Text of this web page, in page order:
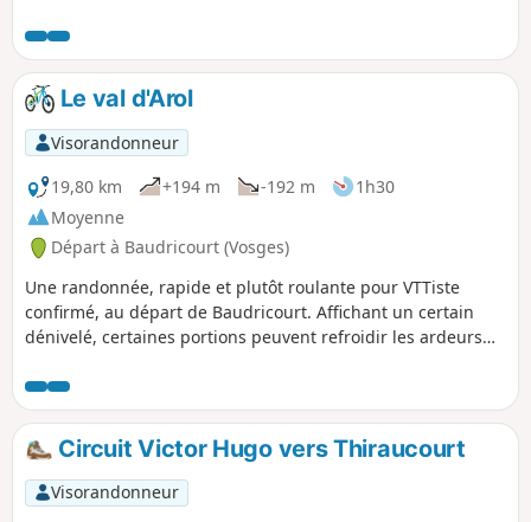
appréhender.
Le val d'Arol
Visorandonneur
19,80 km
+194 m -192 m
1h30
Moyenne
Départ à Baudricourt (Vosges)
Une randonnée, rapide et plutôt roulante pour VTTiste
confirmé, au départ de Baudricourt. Affichant un certain
dénivelé, certaines portions peuvent refroidir les ardeurs
offrira une magnifique vue sur la vallée de l'Arol, autour des
villages d'Offroicourt, Remicourt, Thiraucourt et Domvallier,
via le GR®517. Un bel échantillon du potentiel VTT du
secteur.Circuit Victor Hugo vers Thiraucourt
Visorandonneur